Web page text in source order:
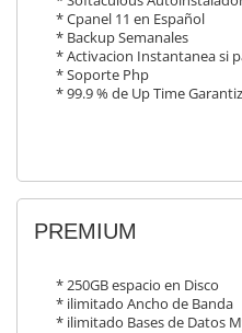
* Cpanel 11 en Español
* Backup Semanales
* Activacion Instantanea si
* Soporte Php
* 99.9 % de Up Time
PREMIUM
* 250GB espacio en Disco
* ilimitado Ancho de Banda
* ilimitado Bases de Datos